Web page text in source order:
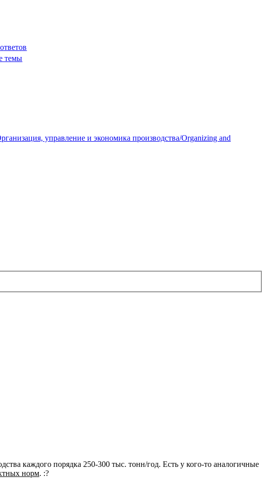
темы
управление и экономика производства/Organizing and
каждого порядка 250-300 тыс. тонн/год. Есть у кого-то аналогичные
норм. :?